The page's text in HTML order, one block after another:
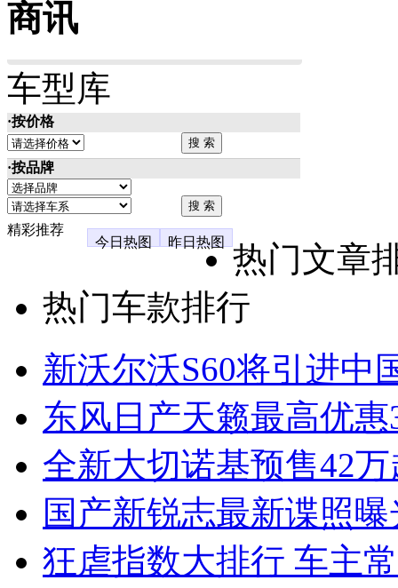
商讯
车型库
·按价格
·按品牌
精彩推荐
今日热图
昨日热图
热门文章
热门车款排行
新沃尔沃S60将引进中
东风日产天籁最高优
全新大切诺基预售42
国产新锐志最新谍照
狂虐指数大排行 车主